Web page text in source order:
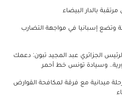
بالدار البيضاء
وتضع إسبانيا في مواجهة التضارب
الجزائري عبد المجيد تبون: دعمك
وسيادة تونس خط أحمر
ميدانية مع فرقة لمكافحة القوارض